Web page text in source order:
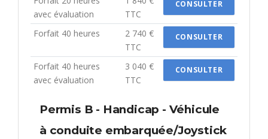
avec évaluation
TTC
CONSULTER
Forfait 40 heures
2 740 €
TTC
CONSULTER
Forfait 40 heures
avec évaluation
3 040 €
TTC
CONSULTER
Permis B - Handicap - Véhicule
à conduite embarquée/Joystick